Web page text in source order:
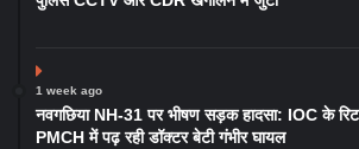
1 week ago
नवगछिया NH-31 पर भीषण सड़क हादसा: IOC के
PMCH में पढ़ रही डॉक्टर बेटी गंभीर घायल